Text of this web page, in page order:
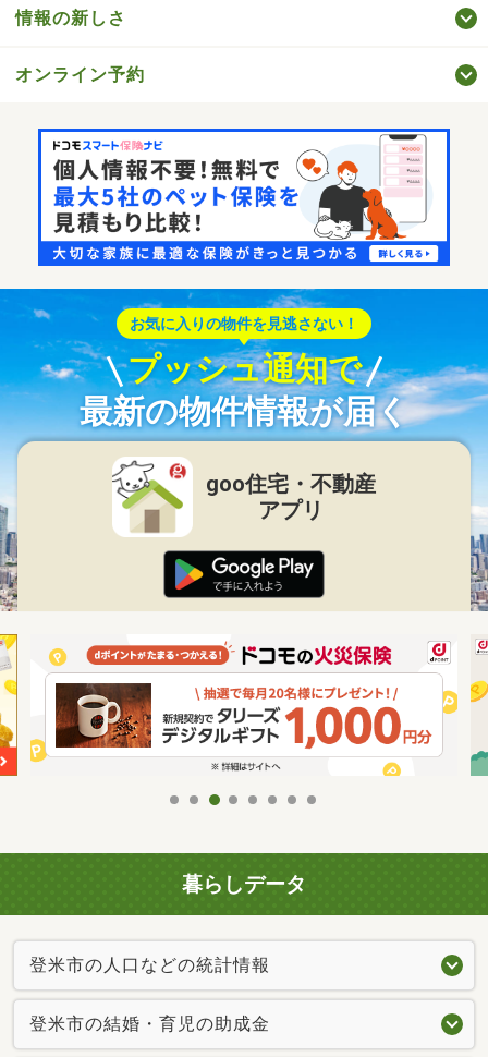
情報の新しさ
オンライン予約
お気に入りの物件を見逃さない！
プッシュ通知で
最新の物件情報が届く
goo住宅・不動産
アプリ
暮らしデータ
登米市の人口などの統計情報
登米市の結婚・育児の助成金